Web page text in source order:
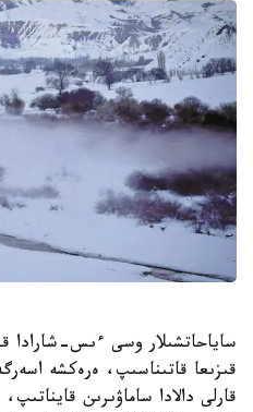
ساياحاتشىلار وسى ءىس-شارادا
قىزىعا قاتىناسىپ، ەرەكشە
قارلى دالادا ساماۋىرىن